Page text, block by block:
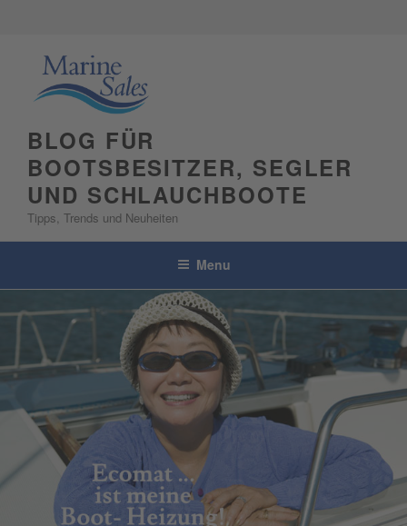
BLOG FÜR
BOOTSBESITZER, SEGLER
UND SCHLAUCHBOOTE
Tipps, Trends und Neuheiten
Menu